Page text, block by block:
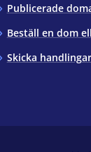
Publicerade
Beställ en dom
Skicka